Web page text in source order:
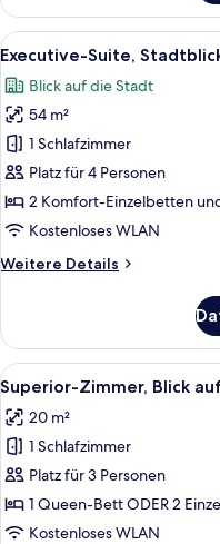
Zimmer,
Stadtblick
Alle
Fotos
für
Executive-
Suite,
Stadtblick
anzeigen
8
Executive-Suite,
Blick auf die Stadt
54 m²
1 Schlafzimmer
Platz für 4 Personen
2 Komfort-Einzelbetten
Kostenloses WLAN
Weitere Details
Weitere
Suite,
Stadtblick
Alle
Fotos
für
Superior-
Zimmer,
Blick
auf
8
Superior-Zimmer, Blick
20 m²
1 Schlafzimmer
Platz für 3 Personen
1 Queen-Bett ODER 2
Kostenloses WLAN